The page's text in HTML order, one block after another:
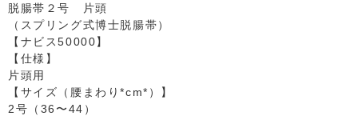
脱腸帯２号 片頭
（スプリング式博士脱腸帯）
【ナビス50000】
【仕様】
片頭用
【サイズ（腰まわり*cm*）】
2号（36〜44）